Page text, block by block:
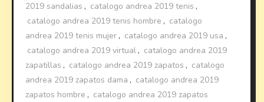
2019 sandalias , catalogo andrea 2019 tenis ,
catalogo andrea 2019 tenis hombre , catalogo
andrea 2019 tenis mujer , catalogo andrea 2019 usa ,
catalogo andrea 2019 virtual , catalogo andrea 2019
zapatillas , catalogo andrea 2019 zapatos , catalogo
andrea 2019 zapatos dama , catalogo andrea 2019
zapatos hombre , catalogo andrea 2019 zapatos